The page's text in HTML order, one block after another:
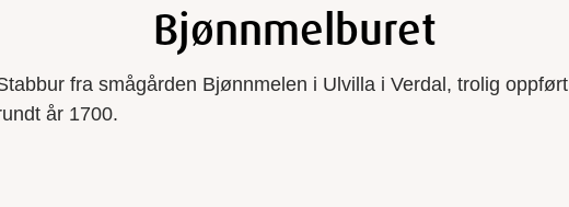
Bjønnmelburet
fra smågården Bjønnmelen i Ulvilla i Verdal, trolig oppført
år 1700.